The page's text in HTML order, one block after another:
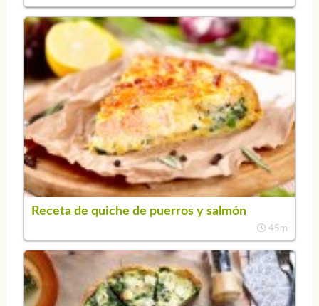
Receta de quiche de puerros y salmón
45m